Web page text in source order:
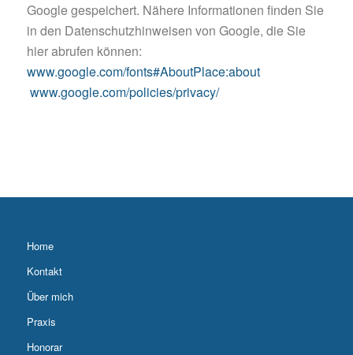
Goog­le gespei­chert. Nähe­re Infor­ma­tio­nen fin­den Sie
in den Daten­schutz­hin­wei­sen von Goog­le, die Sie
hier abru­fen können:
www.google.com/fonts#AboutPlace:about
www.google.com/policies/privacy/
Home
Kontakt
Über mich
Praxis
Honorar